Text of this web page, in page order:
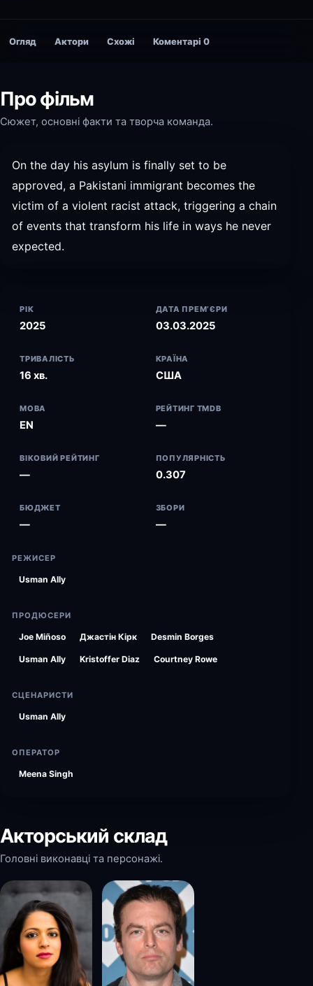
Огляд Актори Схожі Коментарі 0
Про фільм
Сюжет, основні факти та творча команда.
On the day his asylum is finally set to be
approved, a Pakistani immigrant becomes the
victim of a violent racist attack, triggering a chain
of events that transform his life in ways he never
expected.
РІК
2025
ДАТА ПРЕМ’ЄРИ
03.03.2025
ТРИВАЛІСТЬ
16 хв.
КРАЇНА
США
МОВА
EN
РЕЙТИНГ TMDB
—
ВІКОВИЙ РЕЙТИНГ
—
ПОПУЛЯРНІСТЬ
0.307
БЮДЖЕТ
—
ЗБОРИ
—
РЕЖИСЕР
Usman Ally
ПРОДЮСЕРИ
Joe Miñoso Джастін Кірк Desmin Borges
Usman Ally Kristoffer Diaz Courtney Rowe
СЦЕНАРИСТИ
Usman Ally
ОПЕРАТОР
Meena Singh
Акторський склад
Головні виконавці та персонажі.